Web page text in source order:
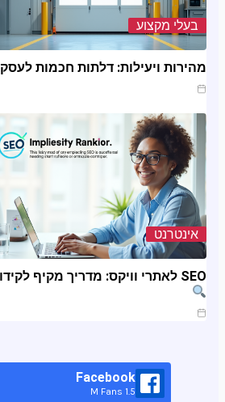
בעלי מקצוע
מהירות ויעילות: דלתות חכמות לעסקים
ינו 20, 2025
אינטרנט
SEO לאתרי וויקס: מדריך מקיף לקידום אתרי וויקס בגוגל
ינו 11, 2025
Facebook
1.5 M Fans